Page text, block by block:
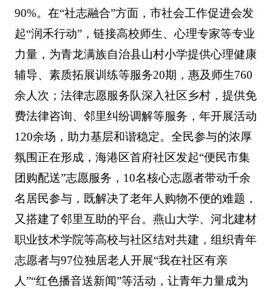
90%。在“社志融合”方面，市社会工作促进会发
起“润禾行动”，链接高校师生、心理专家等专业
力量，为青龙满族自治县山村小学提供心理健康
辅导、素质拓展训练等服务20期，惠及师生760
余人次；法律志愿服务队深入社区乡村，提供免
费法律咨询、邻里纠纷调解等服务，年开展活动
120余场，助力基层和谐稳定。全民参与的浓厚
氛围正在形成，海港区首府社区发起“便民市集
团购配送”志愿服务，10名核心志愿者带动千余
名居民参与，既解决了老年人购物不便的难题，
又搭建了邻里互助的平台。燕山大学、河北建材
职业技术学院等高校与社区结对共建，组织青年
志愿者与97位独居老人开展“我在社区有亲
人”“红色播音送新闻”等活动，让青年力量成为